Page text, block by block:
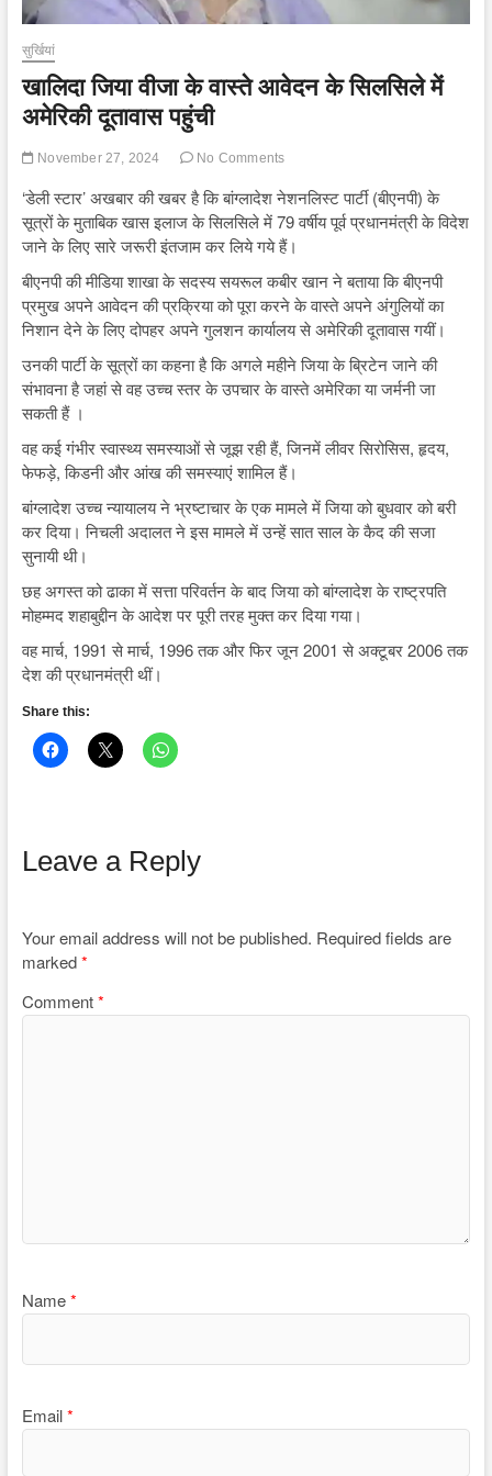
सुर्खियां
खालिदा जिया वीजा के वास्ते आवेदन के सिलसिले में
अमेरिकी दूतावास पहुंची
November 27, 2024 No Comments
‘डेली स्टार’ अखबार की खबर है कि बांग्लादेश नेशनलिस्ट पार्टी (बीएनपी) के
सूत्रों के मुताबिक खास इलाज के सिलसिले में 79 वर्षीय पूर्व प्रधानमंत्री के विदेश
जाने के लिए सारे जरूरी इंतजाम कर लिये गये हैं।
बीएनपी की मीडिया शाखा के सदस्य सयरूल कबीर खान ने बताया कि बीएनपी
प्रमुख अपने आवेदन की प्रक्रिया को पूरा करने के वास्ते अपने अंगुलियों का
निशान देने के लिए दोपहर अपने गुलशन कार्यालय से अमेरिकी दूतावास गयीं।
उनकी पार्टी के सूत्रों का कहना है कि अगले महीने जिया के ब्रिटेन जाने की
संभावना है जहां से वह उच्च स्तर के उपचार के वास्ते अमेरिका या जर्मनी जा
सकती हैं ।
वह कई गंभीर स्वास्थ्य समस्याओं से जूझ रही हैं, जिनमें लीवर सिरोसिस, हृदय,
फेफड़े, किडनी और आंख की समस्याएं शामिल हैं।
बांग्लादेश उच्च न्यायालय ने भ्रष्टाचार के एक मामले में जिया को बुधवार को बरी
कर दिया। निचली अदालत ने इस मामले में उन्हें सात साल के कैद की सजा
सुनायी थी।
छह अगस्त को ढाका में सत्ता परिवर्तन के बाद जिया को बांग्लादेश के राष्ट्रपति
मोहम्मद शहाबुद्दीन के आदेश पर पूरी तरह मुक्त कर दिया गया।
वह मार्च, 1991 से मार्च, 1996 तक और फिर जून 2001 से अक्टूबर 2006 तक
देश की प्रधानमंत्री थीं।
Share this:
Leave a Reply
Your email address will not be published. Required fields are
marked*
Comment*
Name*
Email*